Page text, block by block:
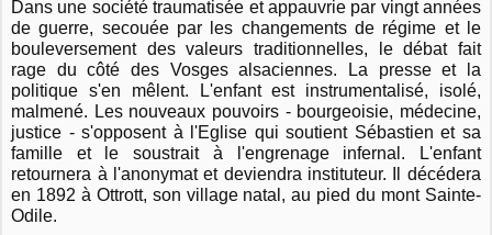
Dans une société traumatisée et appauvrie par vingt années
de guerre, secouée par les changements de régime et le
bouleversement des valeurs traditionnelles, le débat fait
rage du côté des Vosges alsaciennes. La presse et la
politique s'en mêlent. L'enfant est instrumentalisé, isolé,
malmené. Les nouveaux pouvoirs - bourgeoisie, médecine,
justice - s'opposent à l'Eglise qui soutient Sébastien et sa
famille et le soustrait à l'engrenage infernal. L'enfant
retournera à l'anonymat et deviendra instituteur. Il décédera
en 1892 à Ottrott, son village natal, au pied du mont Sainte-
Odile.